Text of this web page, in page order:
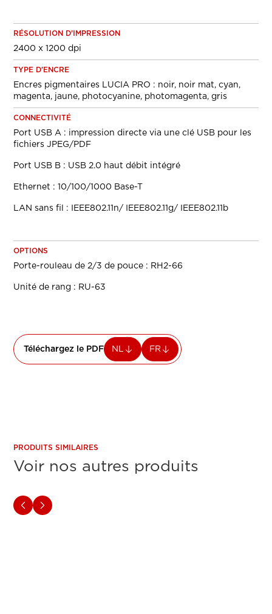
RÉSOLUTION D'IMPRESSION
2400 x 1200 dpi
TYPE D'ENCRE
Encres pigmentaires LUCIA PRO : noir, noir mat, cyan,
magenta, jaune, photocyanine, photomagenta, gris
CONNECTIVITÉ
Port USB A : impression directe via une clé USB pour les
fichiers JPEG/PDF
Port USB B : USB 2.0 haut débit intégré
Ethernet : 10/100/1000 Base-T
LAN sans fil : IEEE802.11n/ IEEE802.11g/ IEEE802.11b
OPTIONS
Porte-rouleau de 2/3 de pouce : RH2-66
Unité de rang : RU-63
Téléchargez le PDF NL FR
PRODUITS SIMILAIRES
Voir nos autres produits